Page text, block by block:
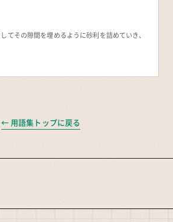
てその隙間を埋めるように砂利を詰めていき、
← 用語集トップに戻る